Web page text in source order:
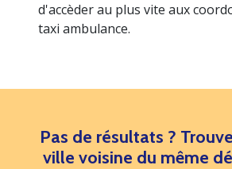
d'accèder au plus vite aux
taxi ambulance.
Pas de résultats ?
ville voisine du même